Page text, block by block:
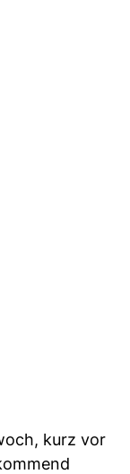
kurz vor